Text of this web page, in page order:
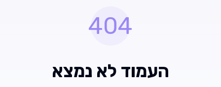
404
העמוד לא נמצא